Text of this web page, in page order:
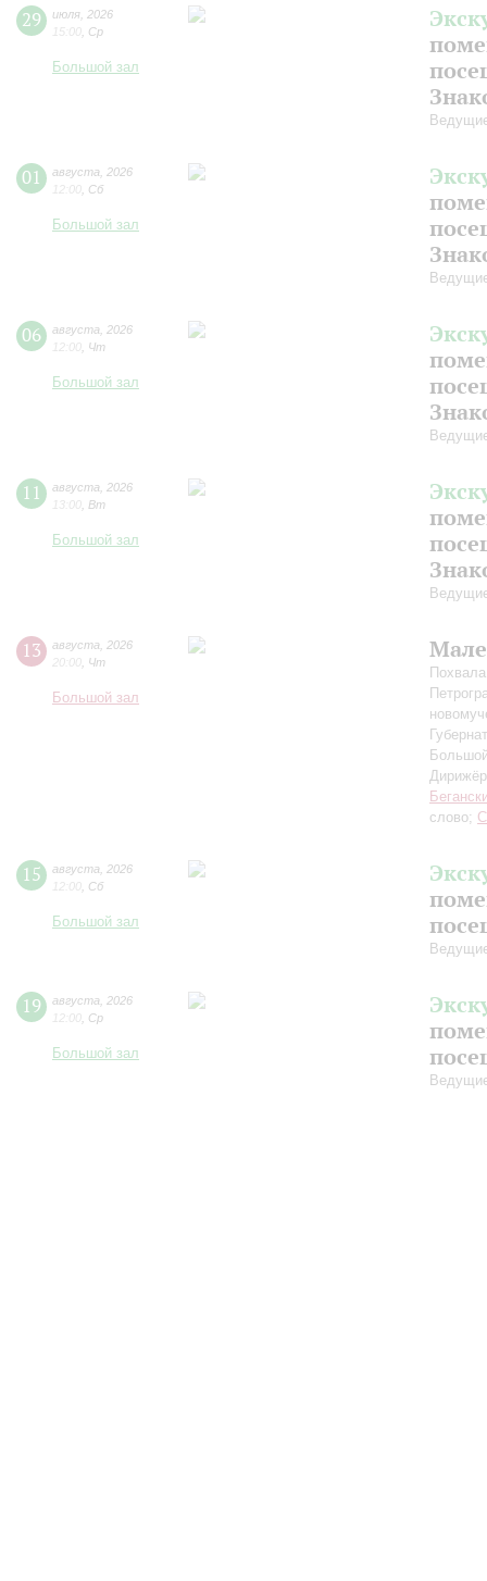
29 июля 2026
15:00 Ср
Большой зал
01 августа
2026
12:00 Сб
Большой зал
06 августа
2026
12:00 Чт
Большой зал
11 августа
2026
13:00 Вт
Большой зал
13 августа
2026
20:00 Чт
Большой зал
слово;
15 августа
2026
12:00 Сб
Большой зал
19 августа
2026
12:00 Ср
Большой зал